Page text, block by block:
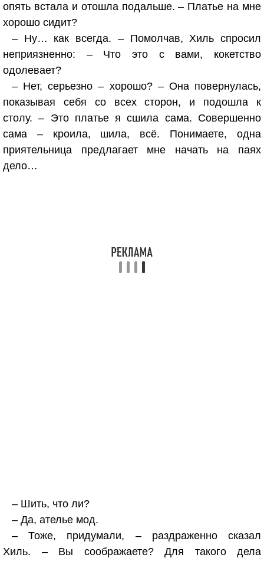
опять встала и отошла подальше. – Платье на мне
хорошо сидит?
– Ну… как всегда. – Помолчав, Хиль спросил
неприязненно: – Что это с вами, кокетство
одолевает?
– Нет, серьезно – хорошо? – Она повернулась,
показывая себя со всех сторон, и подошла к
столу. – Это платье я сшила сама. Совершенно
сама – кроила, шила, всё. Понимаете, одна
приятельница предлагает мне начать на паях
дело…
– Шить, что ли?
– Да, ателье мод.
– Тоже, придумали, – раздраженно сказал
Хиль. – Вы соображаете? Для такого дела